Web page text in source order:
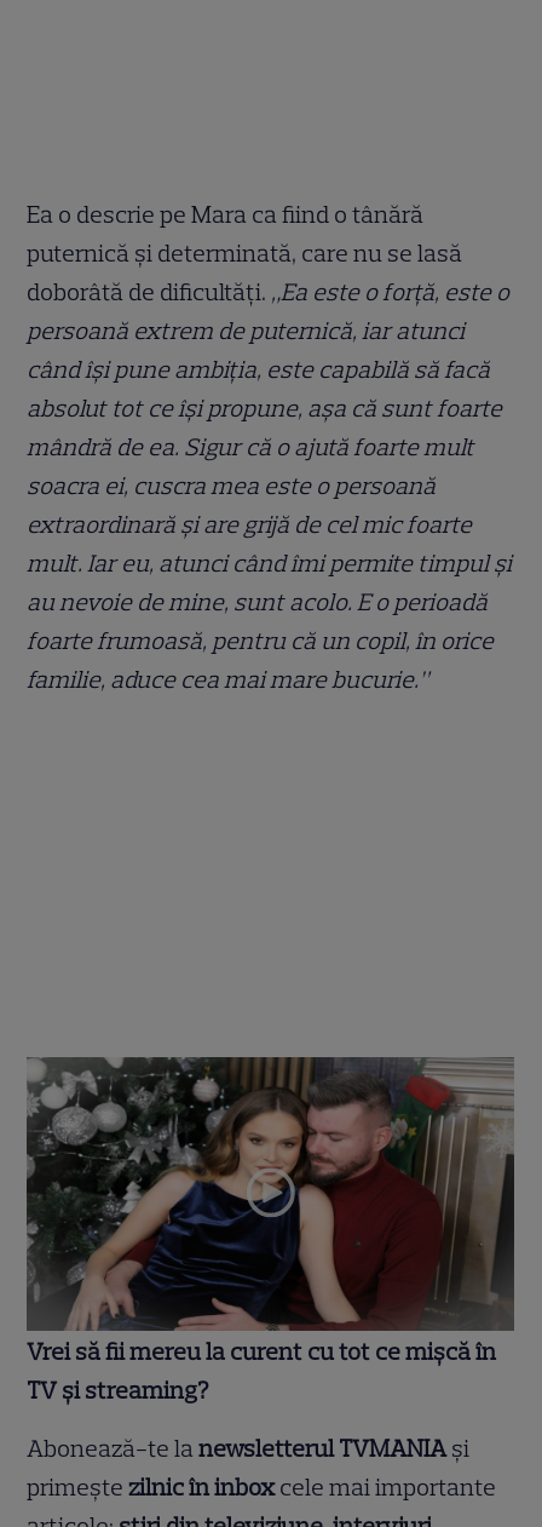
Ea o descrie pe Mara ca fiind o tânără
puternică și determinată, care nu se lasă
doborâtă de dificultăți. „Ea este o forță, este o
persoană extrem de puternică, iar atunci
când își pune ambiția, este capabilă să facă
absolut tot ce își propune, așa că sunt foarte
mândră de ea. Sigur că o ajută foarte mult
soacra ei, cuscra mea este o persoană
extraordinară și are grijă de cel mic foarte
mult. Iar eu, atunci când îmi permite timpul și
au nevoie de mine, sunt acolo. E o perioadă
foarte frumoasă, pentru că un copil, în orice
familie, aduce cea mai mare bucurie.”
Vrei să fii mereu la curent cu tot ce mișcă în
TV și streaming?
Abonează-te lanewsletterul TVMANIAși
primește zilnic în inboxcele mai importante